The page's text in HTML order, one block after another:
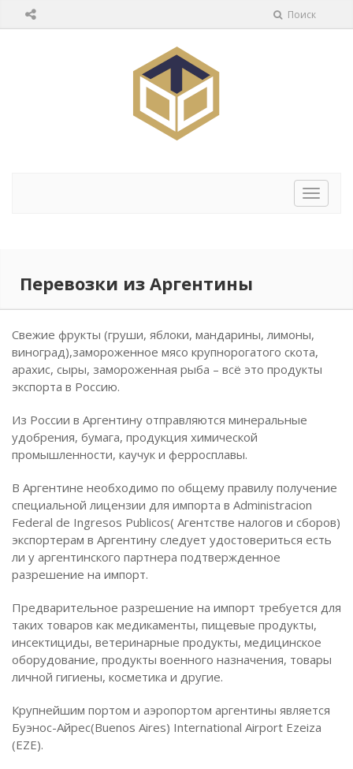
Поиск
Перевозки из Аргентины
Свежие фрукты (груши, яблоки, мандарины, лимоны,
виноград),замороженное мясо крупнорогатого скота,
арахис, сыры, замороженная рыба – всё это продукты
экспорта в Россию.
Из России в Аргентину отправляются минеральные
удобрения, бумага, продукция химической
промышленности, каучук и ферросплавы.
В Аргентине необходимо по общему правилу получение
специальной лицензии для импорта в Administracion
Federal de Ingresos Publicos( Агентстве налогов и сборов)
экспортерам в Аргентину следует удостовериться есть
ли у аргентинского партнера подтвержденное
разрешение на импорт.
Предварительное разрешение на импорт требуется для
таких товаров как медикаменты, пищевые продукты,
инсектициды, ветеринарные продукты, медицинское
оборудование, продукты военного назначения, товары
личной гигиены, косметика и другие.
Крупнейшим портом и аэропортом аргентины является
Буэнос-Айрес(Buenos Aires) International Airport Ezeiza
(EZE).